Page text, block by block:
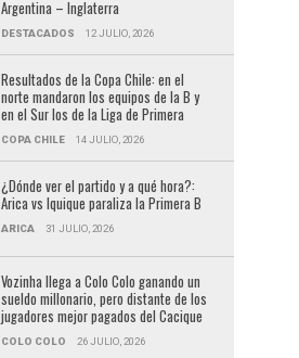
Argentina – Inglaterra
DESTACADOS 12 JULIO, 2026
Resultados de la Copa Chile: en el
norte mandaron los equipos de la B y
en el Sur los de la Liga de Primera
COPA CHILE 14 JULIO, 2026
¿Dónde ver el partido y a qué hora?:
Arica vs Iquique paraliza la Primera B
ARICA 31 JULIO, 2026
Vozinha llega a Colo Colo ganando un
sueldo millonario, pero distante de los
jugadores mejor pagados del Cacique
COLO COLO 26 JULIO, 2026